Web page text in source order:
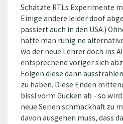
Schätzte RTLs Experimente
Einige andere leider doof
passiert auch in den USA.)
hätte man ruhig ne
wo der neue Lehrer doch ins
entsprechend voriger sich
Folgen diese dann
zu haben. Diese Enden
bissl vorm Gucken ab - so
neue Serien schmackhaft zu
davon ausgehen muss, dass